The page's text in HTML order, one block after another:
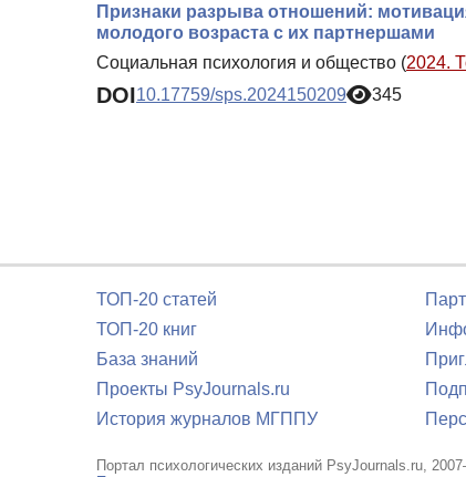
Признаки разрыва отношений:
молодого возраста с их партнершами
Социальная психология и общество (2024.
DOI10.17759/sps.2024150209 345
ТОП-20 статей
ТОП-20 книг
База знаний
Проекты PsyJournals.ru
История журналов МГППУ
Портал психологических изданий PsyJournals.ru,